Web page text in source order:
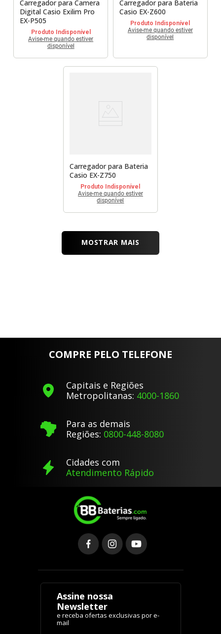
Carregador para Camera
Digital Casio Exilim Pro
EX-P505
Produto Indisponível
Avise-me quando estiver
disponível
Carregador para Bateria
Casio EX-Z600
Produto Indisponível
Avise-me quando estiver
disponível
Carregador para Bateria
Casio EX-Z750
Produto Indisponível
Avise-me quando estiver
disponível
MOSTRAR MAIS
COMPRE PELO TELEFONE
Capitais e Regiões
Metropolitanas: 4000-1860
Para as demais
Regiões: 0800-448-8080
Cidades com
Atendimento Rápido
Assine nossa
Newsletter